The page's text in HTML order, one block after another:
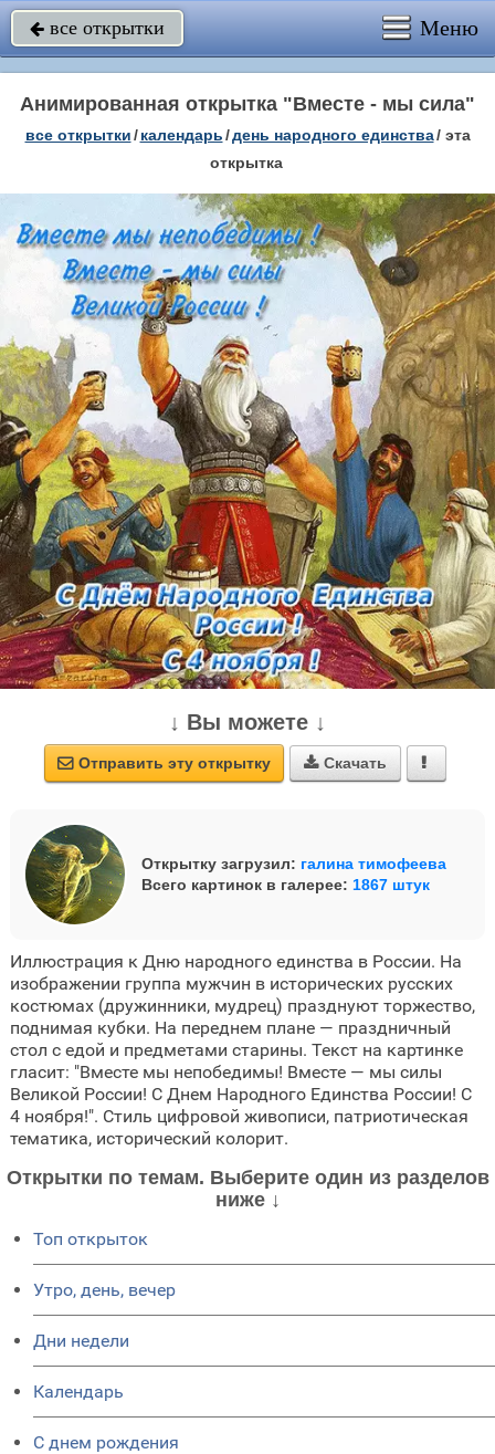
 все открытки Меню
Анимированная открытка "Вместе - мы сила"
все открытки/ календарь/день народного единства/ эта
открытка
↓ Вы можете ↓
 Отправить эту открытку  Скачать 
Открытку загрузил: галина тимофеева
Всего картинок в галерее: 1867 штук
Иллюстрация к Дню народного единства в России. На
изображении группа мужчин в исторических русских
костюмах (дружинники, мудрец) празднуют торжество,
поднимая кубки. На переднем плане — праздничный
стол с едой и предметами старины. Текст на картинке
гласит: "Вместе мы непобедимы! Вместе — мы силы
Великой России! С Днем Народного Единства России! С
4 ноября!". Стиль цифровой живописи, патриотическая
тематика, исторический колорит.
Открытки по темам. Выберите один из разделов
ниже ↓
Топ открыток
Утро, день, вечер
Дни недели
Календарь
C днем рождения